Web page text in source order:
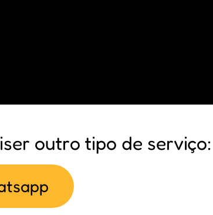
outro tipo de serviço: